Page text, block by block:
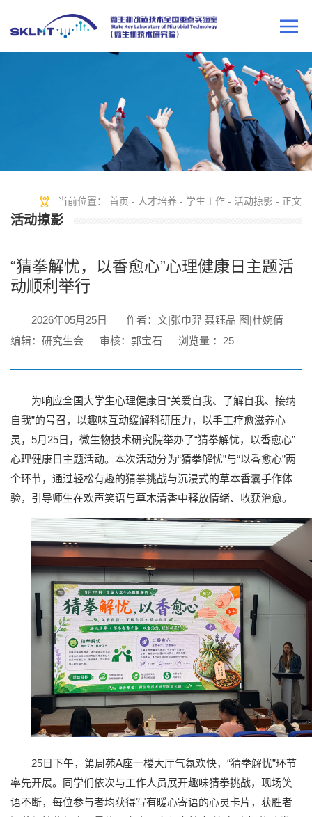
当前位置： 首页 - 人才培养 - 学生工作 - 活动掠影 - 正文
活动掠影
“猜拳解忧，以香愈心”心理健康日主题活
动顺利举行
2026年05月25日
作者：文|张巾羿 聂钰品 图|杜婉倩
编辑：研究生会
审核：郭宝石 浏览量 ： 25
为响应全国大学生心理健康日“关爱自我、了解自我、接纳
自我”的号召，以趣味互动缓解科研压力，以手工疗愈滋养心
灵，5月25日，微生物技术研究院举办了“猜拳解忧，以香愈心”
心理健康日主题活动。本次活动分为“猜拳解忧”与“以香愈心”两
个环节，通过轻松有趣的猜拳挑战与沉浸式的草本香囊手作体
验，引导师生在欢声笑语与草木清香中释放情绪、收获治愈。
25日下午，第周苑A座一楼大厅气氛欢快，“猜拳解忧”环节
率先开展。同学们依次与工作人员展开趣味猜拳挑战，现场笑
语不断，每位参与者均获得写有暖心寄语的心灵卡片，获胜者